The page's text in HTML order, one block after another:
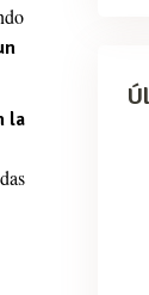
la